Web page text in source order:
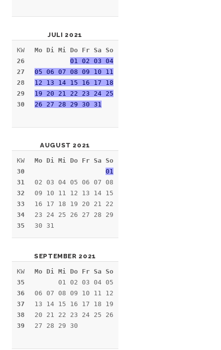
JULI 2021
KW
26
27
28
29
30
Mo Di Mi Do Fr Sa So
01 02 03 04
05 06 07 08 09 10 11
12 13 14 15 16 17 18
19 20 21 22 23 24 25
26 27 28 29 30 31
AUGUST 2021
KW
30
31
32
33
34
35
Mo Di Mi Do Fr Sa So
01
02 03 04 05 06 07 08
09 10 11 12 13 14 15
16 17 18 19 20 21 22
23 24 25 26 27 28 29
30 31
SEPTEMBER 2021
KW
35
36
37
38
39
Mo Di Mi Do Fr Sa So
01 02 03 04 05
06 07 08 09 10 11 12
13 14 15 16 17 18 19
20 21 22 23 24 25 26
27 28 29 30